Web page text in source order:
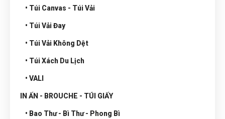
• Túi Canvas - Túi Vải
• Túi Vải Đay
• Túi Vải Không Dệt
• Túi Xách Du Lịch
• VALI
IN ẤN - BROUCHE - TÚI GIẤY
• Bao Thư - Bì Thư - Phong Bì